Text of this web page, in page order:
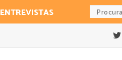
ENTREVISTAS